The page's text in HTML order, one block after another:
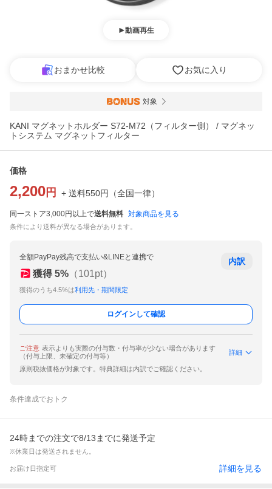
動画再生
おまかせ比較 お気に入り
対象
KANI マグネットホルダー S72-M72（フィルター側） / マグネッ
トシステム マグネットフィルター
価格
2,200 円 + 送料550円 （全国一律）
同一ストア3,000円以上で送料無料 対象商品を見る
条件により送料が異なる場合があります。
全額PayPay残高で支払い&LINEと連携で
獲得 5% （101pt）
獲得のうち4.5%は利用先・期間限定
内訳
ログインして確認
ご注意 表示よりも実際の付与数・付与率が少ない場合があります
（付与上限、未確定の付与等）
詳細
原則税抜価格が対象です。特典詳細は内訳でご確認ください。
条件達成でおトク
24時までの注文で8/13までに発送予定
※休業日は発送されません。
お届け日指定可 詳細を見る